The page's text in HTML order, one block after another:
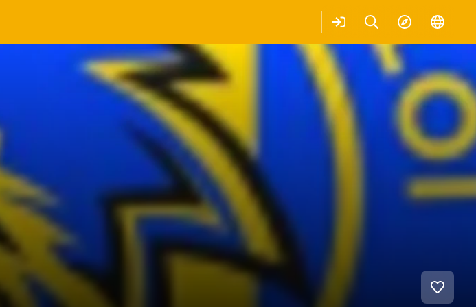
Login KeresésExploreChange